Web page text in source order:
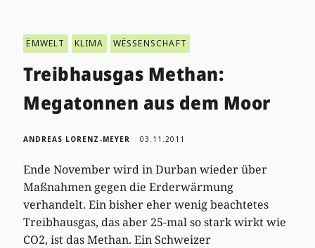
ËMWELT KLIMA WËSSENSCHAFT
Treibhausgas Methan:
Megatonnen aus dem Moor
ANDREAS LORENZ-MEYER 03.11.2011
Ende November wird in Durban wieder über
Maßnahmen gegen die Erderwärmung
verhandelt. Ein bisher eher wenig beachtetes
Treibhausgas, das aber 25-mal so stark wirkt wie
CO2, ist das Methan. Ein Schweizer